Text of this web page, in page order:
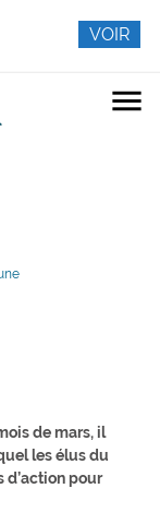
menu
de mars, il
les élus du
pour
VOIR